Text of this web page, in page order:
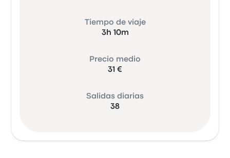
Tiempo de viaje
3h 10m
Precio medio
31 €
Salidas diarias
38